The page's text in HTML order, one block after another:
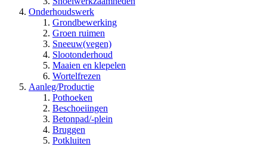
Onderhoudswerk
Grondbewerking
Groen ruimen
Sneeuw(vegen)
Slootonderhoud
Maaien en klepelen
Wortelfrezen
Aanleg/Productie
Pothoeken
Beschoeiingen
Betonpad/-plein
Bruggen
Potkluiten